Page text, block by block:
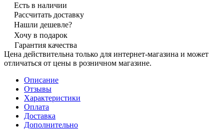
Есть в наличии
Рассчитать доставку
Нашли дешевле?
Хочу в подарок
Гарантия качества
Цена действительна только для интернет-магазина и может
отличаться от цены в розничном магазине.
Описание
Отзывы
Характеристики
Оплата
Доставка
Дополнительно